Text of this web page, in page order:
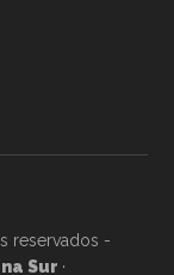
reservados -
Sur ·